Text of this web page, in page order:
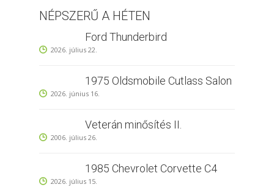
NÉPSZERŰ A HÉTEN
Ford Thunderbird
2026. július 22.
1975 Oldsmobile Cutlass Salon
2026. június 16.
Veterán minősítés II.
2006. július 26.
1985 Chevrolet Corvette C4
2026. július 15.